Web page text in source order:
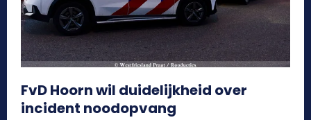
FvD Hoorn wil duidelijkheid over
incident noodopvang